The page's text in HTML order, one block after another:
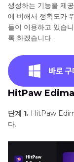
생성하는 기능을 제
에 비해서 정확도가
들이 이용하고 있습
록 하겠습니다.
HitPaw
단계 1. HitPaw
다.